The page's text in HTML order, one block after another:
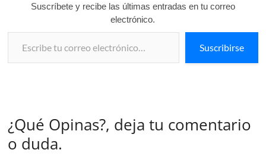
Suscríbete y recibe las últimas entradas en tu correo
electrónico.
Escribe tu correo electrónico…
Suscribirse
¿Qué Opinas?, deja tu comentario
o duda.